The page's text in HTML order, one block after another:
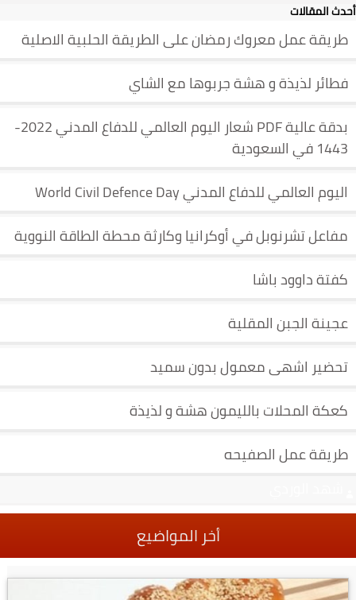
أحدث المقالات
طريقة عمل معروك رمضان على الطريقة الحلبية الاصلية
فطائر لذيذة و هشة جربوها مع الشاي
بدقة عالية PDF شعار اليوم العالمي للدفاع المدني 2022-
1443 في السعودية
اليوم العالمي للدفاع المدني World Civil Defence Day
مفاعل تشرنوبل في أوكرانيا وكارثة محطة الطاقة النووية
كفتة داوود باشا
عجينة الجبن المقلية
تحضير اشهى معمول بدون سميد
كعكة المحلات بالليمون هشة و لذيذة
طريقة عمل الصفيحه
أخر المواضيع